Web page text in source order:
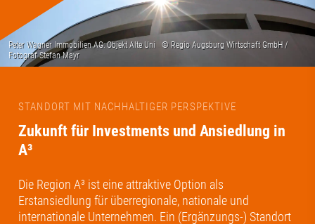
STANDORT MIT NACHHALTIGER PERSPEKTIVE
Zukunft für Investments und Ansiedlung in
A³
Die Region A³ ist eine attraktive Option als
Erstansiedlung für überregionale, nationale und
internationale Unternehmen. Ein (Ergänzungs-) Standort